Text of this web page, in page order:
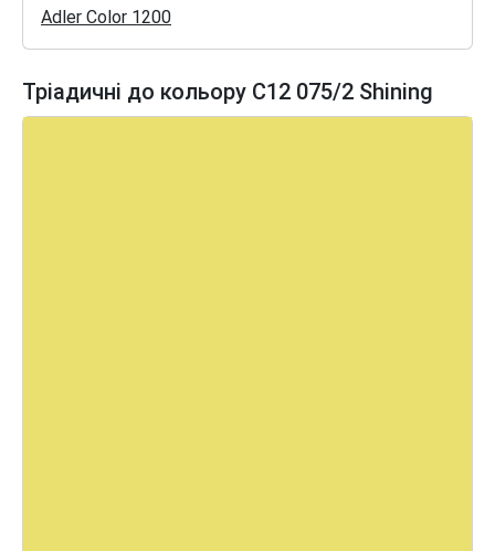
Adler Color 1200
Тріадичні до кольору C12 075/2 Shining